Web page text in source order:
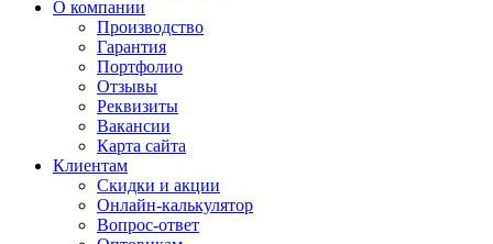
О компании
Производство
Гарантия
Портфолио
Отзывы
Реквизиты
Вакансии
Карта сайта
Клиентам
Скидки и акции
Онлайн-калькулятор
Вопрос-ответ